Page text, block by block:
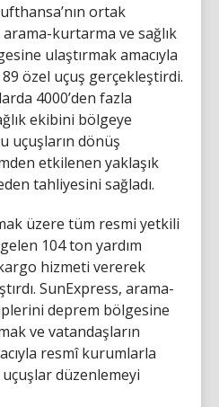
ortak
kurtarma ve sağlık
ulaştırmak amacıyla
özel uçuş gerçekleştirdi.
4000’den fazla
ekibini bölgeye
uçuşların dönüş
etkilenen yaklaşık
tahliyesini sağladı.
üzere tüm resmi yetkili
104 ton yardım
hizmeti vererek
SunExpress, arama-
deprem bölgesine
ve vatandaşların
resmî kurumlarla
düzenlemeyi